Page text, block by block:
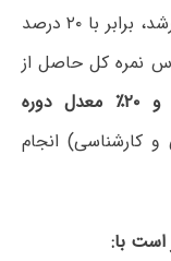
است که تاثیر معدل در آزمون کارشناسی ارشد، برابر با ۲۰ درصد
نمره کل حاصل از
۸۰٪ نمره آزمون کتبی سازمان سنجش و ۲۰٪ معدل دوره
کارشناسی) انجام
است با: